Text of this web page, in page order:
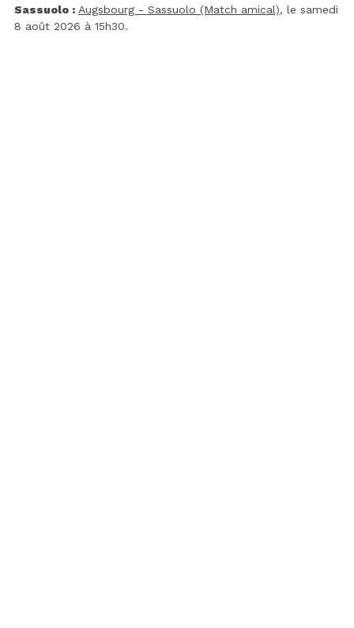
Sassuolo : Augsbourg - Sassuolo (Match amical), le samedi
8 août 2026 à 15h30.